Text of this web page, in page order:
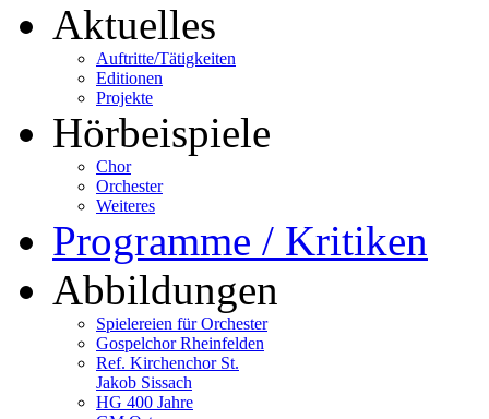
Aktuelles
Auftritte/Tätigkeiten
Editionen
Projekte
Hörbeispiele
Chor
Orchester
Weiteres
Programme / Kritiken
Abbildungen
Spielereien für Orchester
Gospelchor Rheinfelden
Ref. Kirchenchor St.
Jakob Sissach
HG 400 Jahre